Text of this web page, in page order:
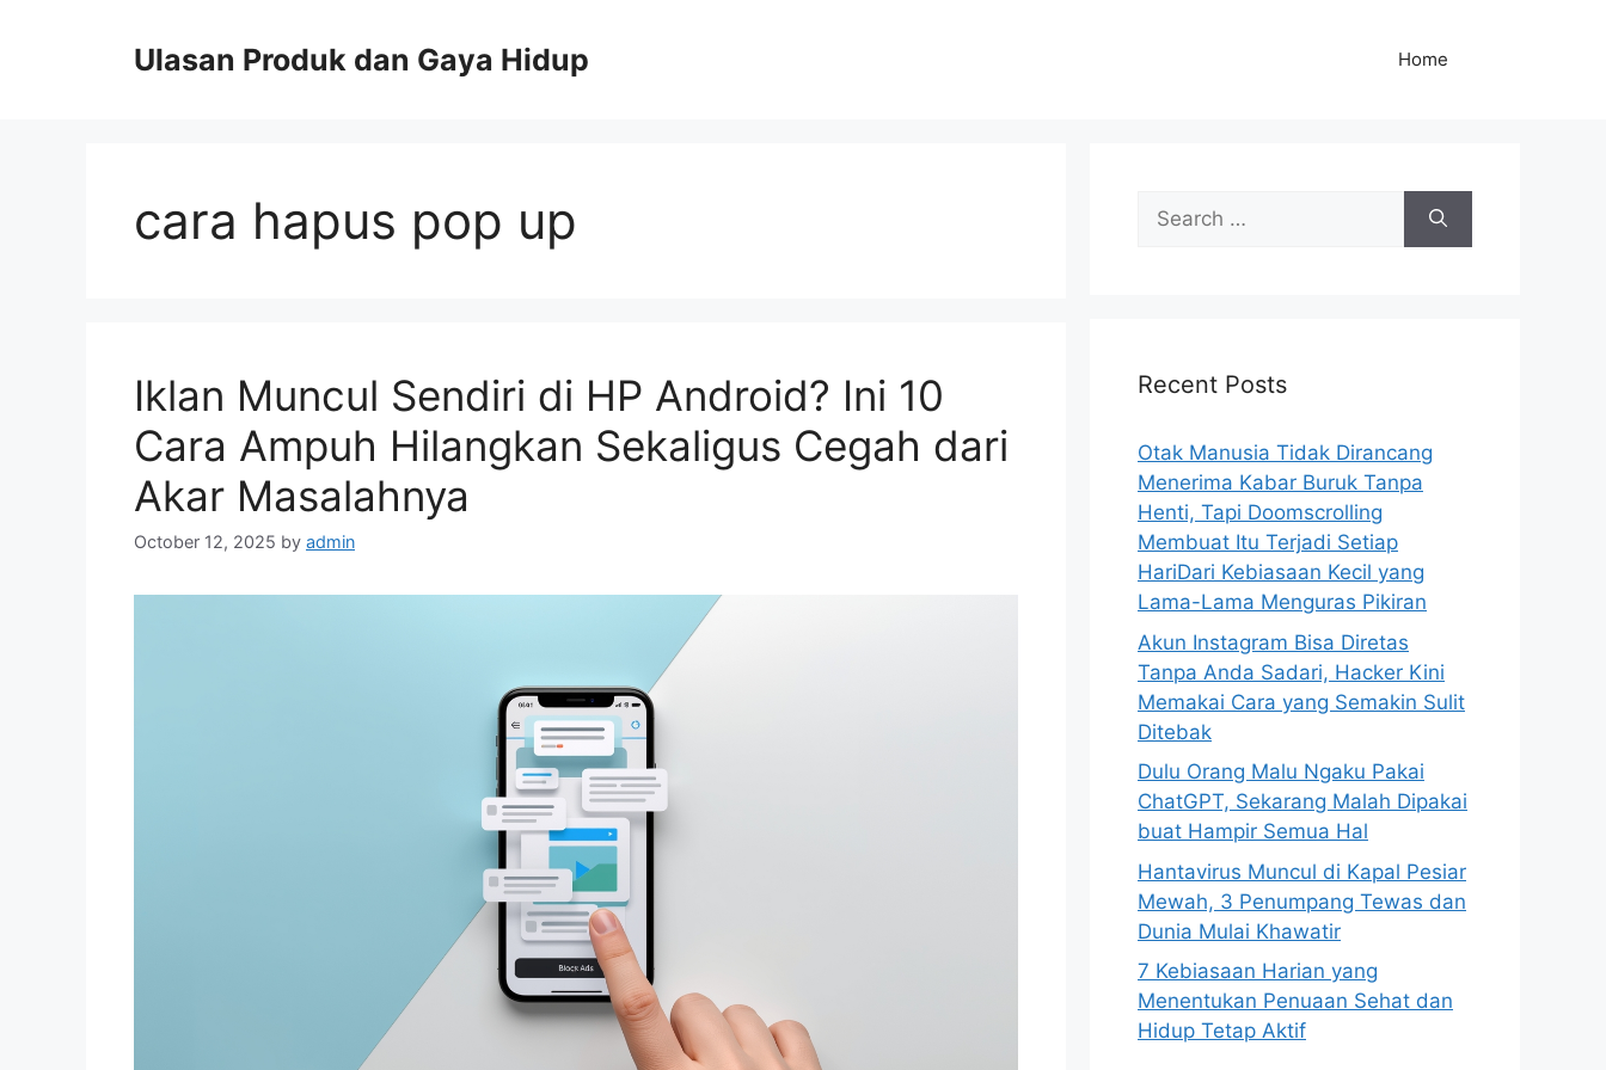
Ulasan Produk dan Gaya Hidup Home
cara hapus pop up
Iklan Muncul Sendiri di HP Android? Ini 10
Cara Ampuh Hilangkan Sekaligus Cegah dari
Akar Masalahnya
October 12, 2025 by admin
f
r
:
Recent Posts
Otak Manusia Tidak Dirancang
Menerima Kabar Buruk Tanpa
Henti, Tapi Doomscrolling
Membuat Itu Terjadi Setiap
HariDari Kebiasaan Kecil yang
Lama-Lama Menguras Pikiran
Akun Instagram Bisa Diretas
Tanpa Anda Sadari, Hacker Kini
Memakai Cara yang Semakin Sulit
Ditebak
Dulu Orang Malu Ngaku Pakai
ChatGPT, Sekarang Malah Dipakai
buat Hampir Semua Hal
Hantavirus Muncul di Kapal Pesiar
Mewah, 3 Penumpang Tewas dan
Dunia Mulai Khawatir
7 Kebiasaan Harian yang
Menentukan Penuaan Sehat dan
Hidup Tetap Aktif